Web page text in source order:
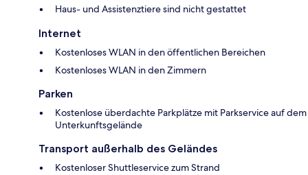
Haus- und Assistenztiere sind nicht gestattet
Internet
Kostenloses WLAN in den öffentlichen Bereichen
Kostenloses WLAN in den Zimmern
Parken
Kostenlose überdachte Parkplätze mit Parkservice auf dem
Unterkunftsgelände
Transport außerhalb des Geländes
Kostenloser Shuttleservice zum Strand